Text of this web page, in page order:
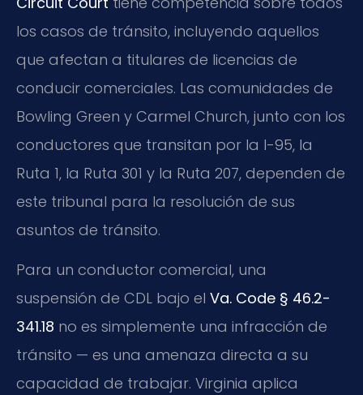
los casos de tránsito, incluyendo aquellos
que afectan a titulares de licencias de
conducir comerciales. Las comunidades de
Bowling Green y Carmel Church, junto con los
conductores que transitan por la I-95, la
Ruta 1, la Ruta 301 y la Ruta 207, dependen de
este tribunal para la resolución de sus
asuntos de tránsito.
Para un conductor comercial, una
suspensión de CDL bajo el Va. Code § 46.2-
341.18 no es simplemente una infracción de
tránsito — es una amenaza directa a su
capacidad de trabajar. Virginia aplica